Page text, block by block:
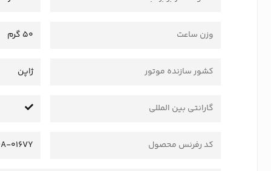
وزن ساعت 50 گرم
کشور سازنده موتور ژاپن
گارانتی بین المللی
کد رفرنس محصول 016VY